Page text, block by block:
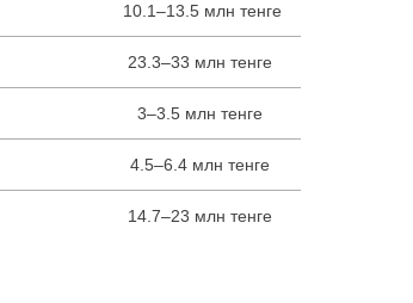
10.1–13.5 млн тенге
23.3–33 млн тенге
3–3.5 млн тенге
4.5–6.4 млн тенге
14.7–23 млн тенге